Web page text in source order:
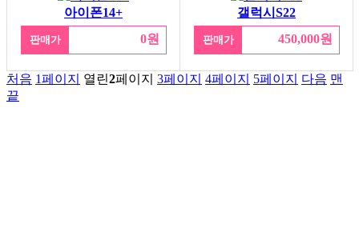
아이폰14+
판매가 0원
갤럭시S22
판매가 450,000원
처음 1페이지 열린2페이지 3페이지 4페이지 5페이지 다음 맨
끝